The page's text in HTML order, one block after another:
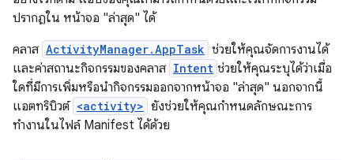
ปรากฏใน หน้าจอ "ล่าสุด" ได้
คลาส ActivityManager.AppTask ช่วยให้คุณจัดการงานได้
และค่าสถานะกิจกรรมของคลาส Intent ช่วยให้คุณระบุได้ว่าเมื่อ
ใดที่มีการเพิ่มหรือนำกิจกรรมออกจากหน้าจอ "ล่าสุด" นอกจากนี้
แอตทริบิวต์ <activity> ยังช่วยให้คุณกำหนดลักษณะการ
ทำงานในไฟล์ Manifest ได้ด้วย